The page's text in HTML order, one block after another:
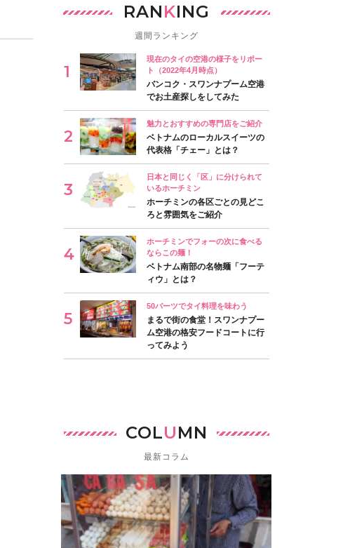
RANKING
週間ランキング
現在のタイの空港の様子をリポー
ト（2022年4月時点）
バンコク・スワンナプーム空港
でお土産探しをしてみた
魅力とおすすめの専門店をご紹介
ベトナムのローカルスイーツの
代表格「チェー」とは？
日本と同じく「区」に分けられて
いるホーチミン
ホーチミンの各区ごとの見どこ
ろと雰囲気をご紹介
ホーチミンでフォーの次に食べる
ならこの麺！
ベトナム南部の名物麺「フーテ
ィウ」とは？
50バーツでタイ料理を味わう
まるで街の食堂！スワンナプー
ム空港の格安フードコートに行
ってみよう
COLUMN
最新コラム